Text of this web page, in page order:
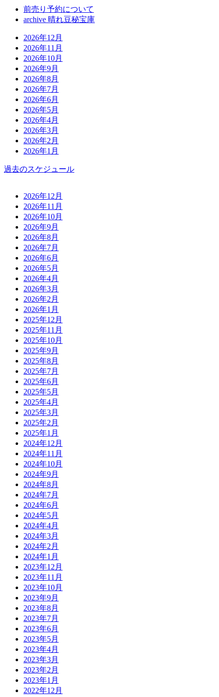
前売り予約について
archive 晴れ豆秘宝庫
2026年12月
2026年11月
2026年10月
2026年9月
2026年8月
2026年7月
2026年6月
2026年5月
2026年4月
2026年3月
2026年2月
2026年1月
過去のスケジュール
2026年12月
2026年11月
2026年10月
2026年9月
2026年8月
2026年7月
2026年6月
2026年5月
2026年4月
2026年3月
2026年2月
2026年1月
2025年12月
2025年11月
2025年10月
2025年9月
2025年8月
2025年7月
2025年6月
2025年5月
2025年4月
2025年3月
2025年2月
2025年1月
2024年12月
2024年11月
2024年10月
2024年9月
2024年8月
2024年7月
2024年6月
2024年5月
2024年4月
2024年3月
2024年2月
2024年1月
2023年12月
2023年11月
2023年10月
2023年9月
2023年8月
2023年7月
2023年6月
2023年5月
2023年4月
2023年3月
2023年2月
2023年1月
2022年12月